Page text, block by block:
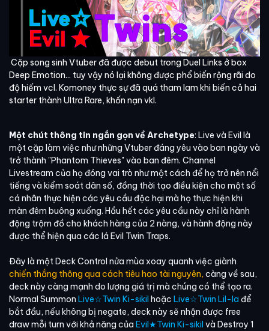
Cặp song sinh Vtuber đã được debut trong Duel Links ở box
Deep Emotion... tuy vậy nó lại không được phổ biến rộng rãi do
độ hiếm vcl. Komoney thực sự đã quá tham lam khi biến cả hai
starter thành Ultra Rare, khốn nạn vkl.
Một chút thông tin ngắn gọn về Archetype: Live và Evil là
một cặp làm việc như những Vtuber đáng yêu vào ban ngày và
trở thành "Phantom Thieves" vào ban đêm. Channel
Livestream của họ đóng vai trò như một cách để họ trở nên nổi
tiếng và kiểm soát dân số, đồng thời tạo điều kiện cho một số
cá nhân thực hiện các yêu cầu độc hại mà họ thực hiện khi
màn đêm buông xuống. Hầu hết các yêu cầu này chỉ là hành
động trộm đồ cho khách hàng của 2 nàng, và hành động này
được thể hiện qua các lá Evil Twin Traps.
Đây là một Deck Control nửa mùa xoay quanh việc giành
chiến thắng thông qua cách tiêu hao tài nguyên, càng về sau,
deck này càng mạnh do lượng giá trị mà chúng có thể tạo ra.
Normal Summon Live☆Twin Ki-sikil hoặc Live☆Twin Lil-la để
bắt đầu, nếu không bị negate, deck này sẽ nhận được free
draw mỗi turn với khả năng của Evil★Twin Ki-sikil và Destroy 1